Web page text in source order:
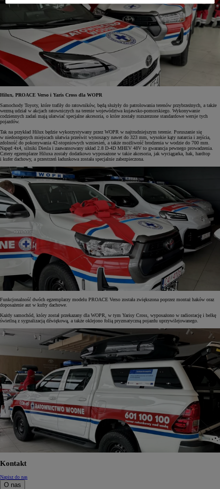
Hilux, PROACE Verso i Yaris Cross dla WOPR
Samochody Toyoty, które trafiły do ratowników, będą służyły do patrolowania terenów przybrzeżnych, a także
wezmą udział w akcjach ratowniczych na terenie województwa kujawsko-pomorskiego. Wykonywanie
codziennych zadań mają ułatwiać specjalne akcesoria, o które zostały rozszerzone standardowe wersje tych
pojazdów.
Tak na przykład Hilux będzie wykorzystywany przez WOPR w najtrudniejszym terenie. Poruszanie się
w niedostępnych miejscach ułatwia prześwit wynoszący nawet do 323 mm, wysokie kąty natarcia i zejścia,
zdolność do pokonywania 42-stopniowych wzniesień, a także możliwość brodzenia w wodzie do 700 mm.
Napęd 4x4, silniki Diesla i zaawansowany układ 2.8 D-4D MHEV 48V to gwarancja pewnego prowadzenia.
Cztery egzemplarze Hiluxa zostały dodatkowo wyposażone w takie akcesoria, jak wyciągarka, hak, hardtop
i kufer dachowy, a przestrzeń ładunkowa została specjalnie zabezpieczona.
Funkcjonalność dwóch egzemplarzy modelu PROACE Verso została zwiększona poprzez montaż haków oraz
doposażenie aut w kufry dachowe.
Każdy samochód, który został przekazany dla WOPR, w tym Yarisy Cross, wyposażono w radiostację i belkę
świetlną z sygnalizacją dźwiękową, a także oklejono folią pryzmatyczną pojazdu uprzywilejowanego.
Kontakt
Napisz do nas
O nas